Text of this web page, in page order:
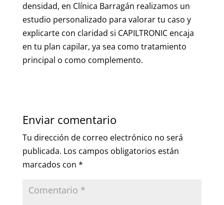
densidad, en Clínica Barragán realizamos un
estudio personalizado para valorar tu caso y
explicarte con claridad si CAPILTRONIC encaja
en tu plan capilar, ya sea como tratamiento
principal o como complemento.
Enviar comentario
Tu dirección de correo electrónico no será
publicada. Los campos obligatorios están
marcados con *